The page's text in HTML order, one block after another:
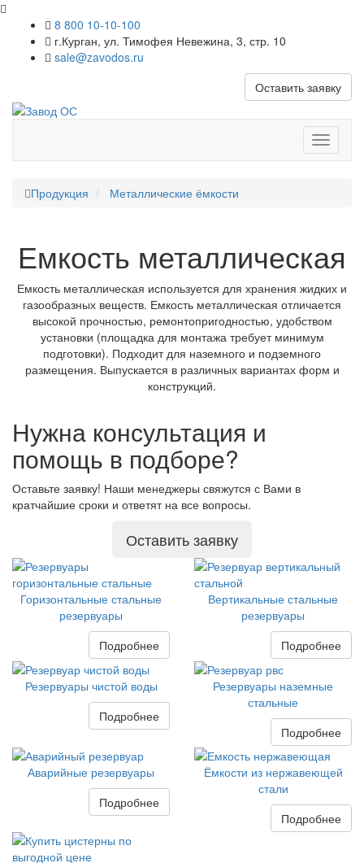
8 800 10-10-100
г.Курган, ул. Тимофея Невежина, 3, стр. 10
sale@zavodos.ru
Оставить заявку
меню
Продукция Металлические ёмкости
Емкость металлическая
Емкость металлическая используется для хранения жидких и
газообразных веществ. Емкость металлическая отличается
высокой прочностью, ремонтопригодностью, удобством
установки (площадка для монтажа требует минимум
подготовки). Подходит для наземного и подземного
размещения. Выпускается в различных вариантах форм и
конструкций.
Нужна консультация и
помощь в подборе?
Оставьте заявку! Наши менеджеры свяжутся с Вами в
кратчайшие сроки и ответят на все вопросы.
Оставить заявку
Горизонтальные стальные
резервуары
Подробнее
Вертикальные стальные
резервуары
Подробнее
Резервуары чистой воды
Подробнее
Резервуары наземные
стальные
Подробнее
Аварийные резервуары
Подробнее
Ёмкости из нержавеющей
стали
Подробнее